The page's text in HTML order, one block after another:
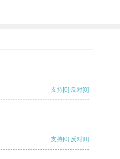
支持[0] 反对[0]
支持[0] 反对[0]